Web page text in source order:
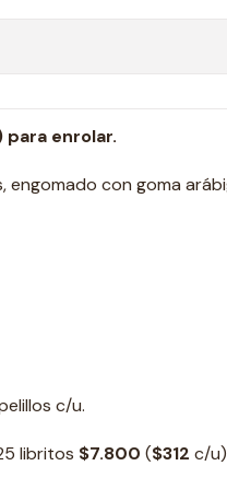
para enrolar.
con goma
c/u.
libritos $7.800 ($312 c/u)